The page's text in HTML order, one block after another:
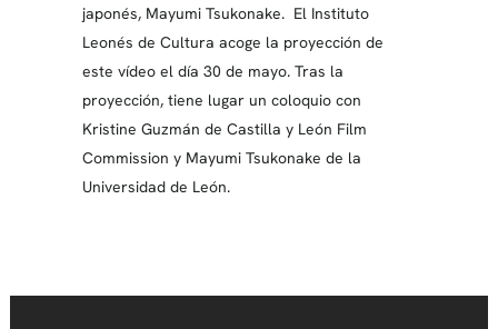
japonés, Mayumi Tsukonake. El Instituto
Leonés de Cultura acoge la proyección de
este vídeo el día 30 de mayo. Tras la
proyección, tiene lugar un coloquio con
Kristine Guzmán de Castilla y León Film
Commission y Mayumi Tsukonake de la
Universidad de León.